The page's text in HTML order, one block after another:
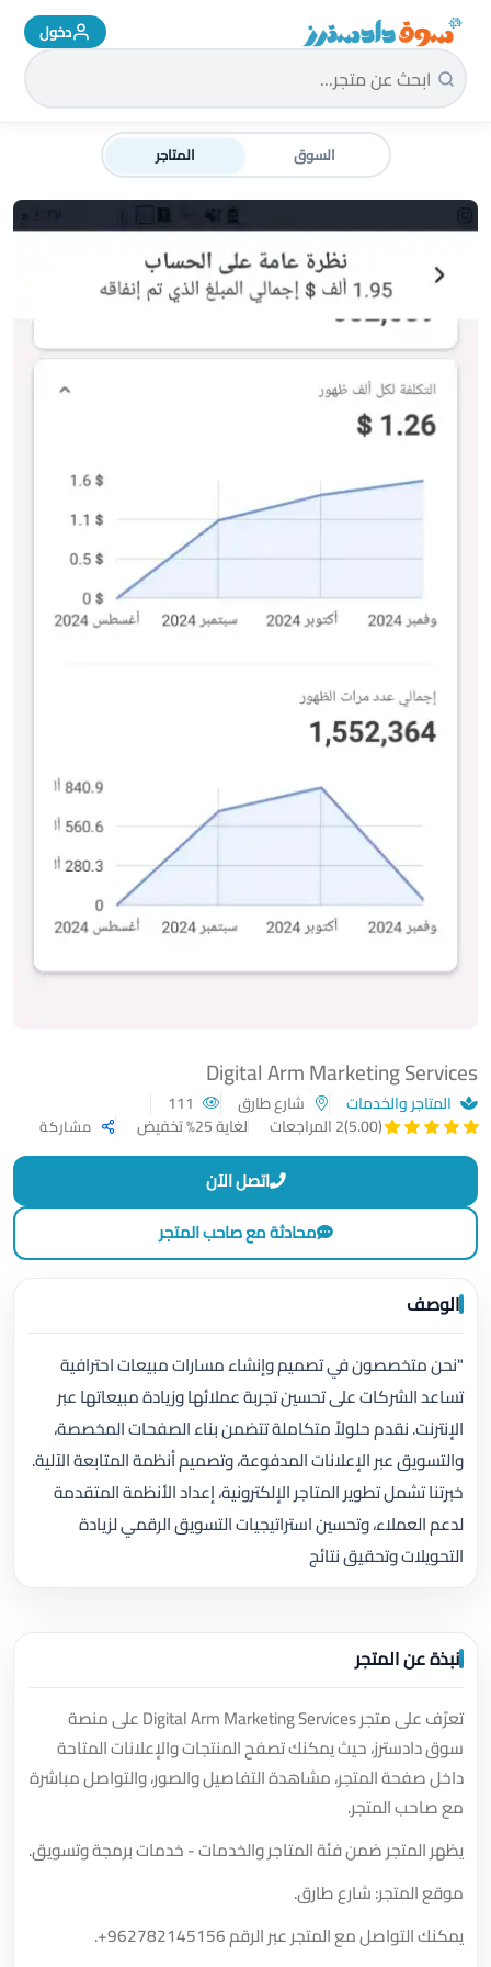
سوق دادسترز الرئيسية دخول
السوق المتاجر
Digital Arm Marketing Services
المتاجر والخدمات شارع طارق
(5.00)
2 المراجعات لغاية 25% تخفيض مشاركة
اتصل الآن
محادثة مع صاحب المتجر
الوصف
"نحن متخصصون في تصميم وإنشاء مسارات مبيعات احترافية
تساعد الشركات على تحسين تجربة عملائها وزيادة مبيعاتها عبر
الإنترنت. نقدم حلولاً متكاملة تتضمن بناء الصفحات المخصصة،
والتسويق عبر الإعلانات المدفوعة، وتصميم أنظمة المتابعة الآلية.
خبرتنا تشمل تطوير المتاجر الإلكترونية، إعداد الأنظمة المتقدمة
لدعم العملاء، وتحسين استراتيجيات التسويق الرقمي لزيادة
التحويلات وتحقيق نتائج
نبذة عن المتجر
تعرّف على متجر Digital Arm Marketing Services على منصة
سوق دادسترز، حيث يمكنك تصفح المنتجات والإعلانات المتاحة
داخل صفحة المتجر، مشاهدة التفاصيل والصور، والتواصل مباشرة
مع صاحب المتجر.
يظهر المتجر ضمن فئة المتاجر والخدمات - خدمات برمجة وتسويق.
موقع المتجر: شارع طارق.
يمكنك التواصل مع المتجر عبر الرقم+962782145156
.